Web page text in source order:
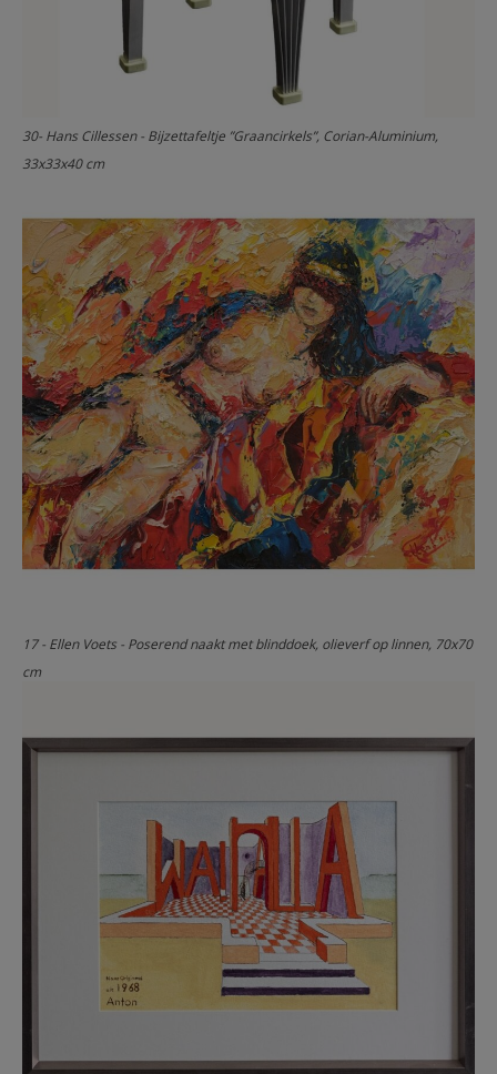
30- Hans Cillessen - Bijzettafeltje ”Graancirkels”, Corian-Aluminium,
33x33x40 cm
17 - Ellen Voets - Poserend naakt met blinddoek, olieverf op linnen, 70x70
cm